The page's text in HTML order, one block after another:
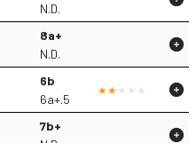
N.D.
8a+
N.D.
6b
6a+.5
7b+